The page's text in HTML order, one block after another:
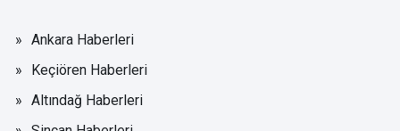
Ankara Haberleri
Keçiören Haberleri
Altındağ Haberleri